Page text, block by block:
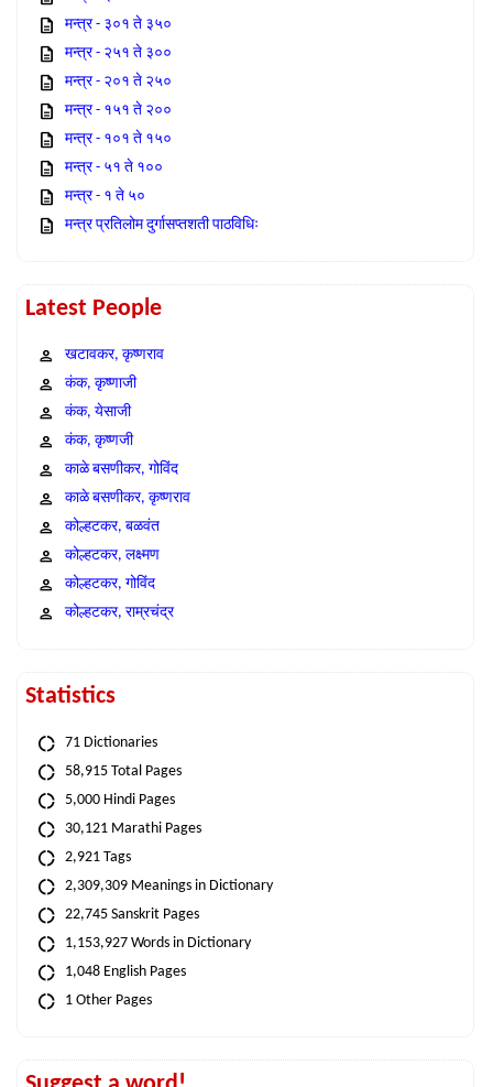
मन्त्र - ३०१ ते ३५०
मन्त्र - २५१ ते ३००
मन्त्र - २०१ ते २५०
मन्त्र - १५१ ते २००
मन्त्र - १०१ ते १५०
मन्त्र - ५१ ते १००
मन्त्र - १ ते ५०
मन्त्र प्रतिलोम दुर्गासप्तशती पाठविधिः
Latest People
खटावकर, कृष्णराव
कंक, कृष्णाजी
कंक, येसाजी
कंक, कृष्णजी
काळे बसणीकर, गोविंद
काळे बसणीकर, कृष्णराव
कोल्हटकर, बळवंत
कोल्हटकर, लक्ष्मण
कोल्हटकर, गोविंद
कोल्हटकर, राम्रचंद्र
Statistics
71 Dictionaries
58,915 Total Pages
5,000 Hindi Pages
30,121 Marathi Pages
2,921 Tags
2,309,309 Meanings in Dictionary
22,745 Sanskrit Pages
1,153,927 Words in Dictionary
1,048 English Pages
1 Other Pages